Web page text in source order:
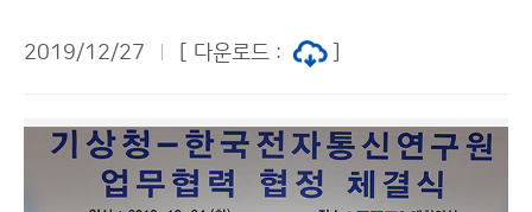
2019/12/27 [ 다운로드 :